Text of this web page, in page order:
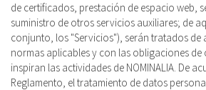
de certificados, prestación de espacio web,
suministro de otros servicios auxiliares; de
conjunto, los "Servicios"), serán tratados de
normas aplicables y con las obligaciones
inspiran las actividades de NOMINALIA. De
Reglamento, el tratamiento de datos